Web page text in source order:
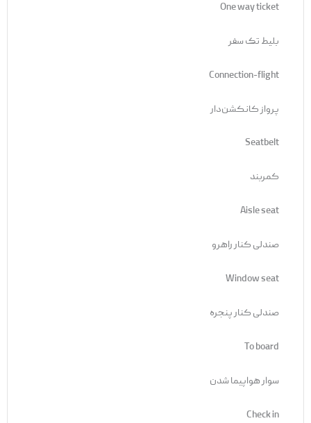
One way ticket
بلیط تک سفر
Connection-flight
پرواز کانکشن‌دار
Seatbelt
کمربند
Aisle seat
صندلی کنار راهرو
Window seat
صندلی کنار پنجره
To board
سوار هواپیما شدن
Check in